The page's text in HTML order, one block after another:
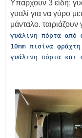
Υπάρχουν 3 είδη:
γυαλί για να γύρο
μάνταλο.
γυάλινη πόρτα από
10mm πισίνα
γυάλινη πόρτα και